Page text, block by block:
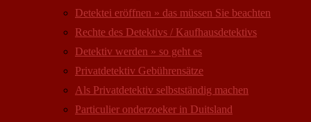
Detektei eröffnen » das müssen Sie beachten
Rechte des Detektivs / Kaufhausdetektivs
Detektiv werden » so geht es
Privatdetektiv Gebührensätze
Als Privatdetektiv selbstständig machen
Particulier onderzoeker in Duitsland